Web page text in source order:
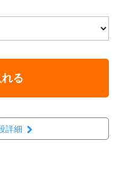
る
詳細